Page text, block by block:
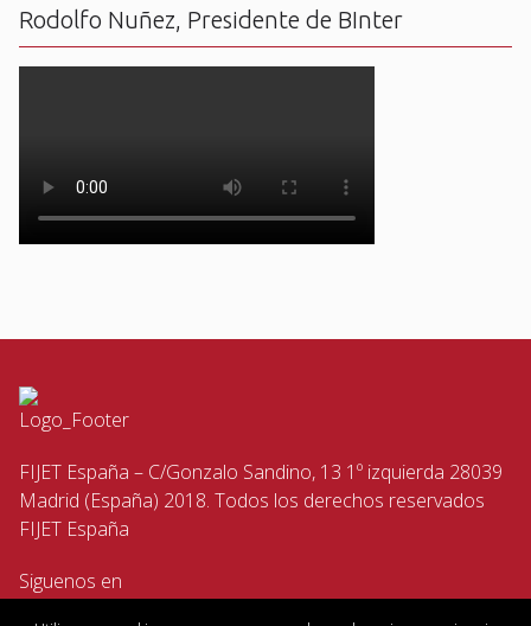
Rodolfo Nuñez, Presidente de BInter
FIJET España – C/Gonzalo Sandino, 13 1º izquierda 28039
Madrid (España) 2018. Todos los derechos reservados
FIJET España
Siguenos en